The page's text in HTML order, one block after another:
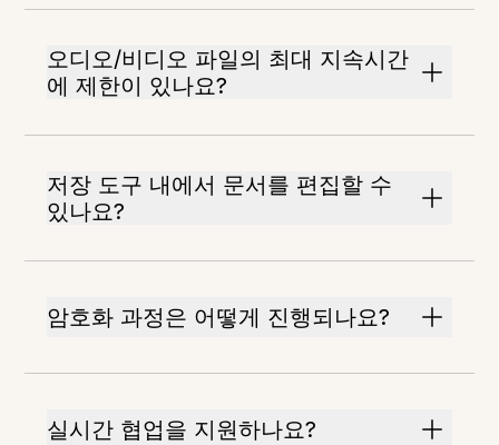
오디오/비디오 파일의 최대 지속시간
에 제한이 있나요?
저장 도구 내에서 문서를 편집할 수
있나요?
암호화 과정은 어떻게 진행되나요?
실시간 협업을 지원하나요?